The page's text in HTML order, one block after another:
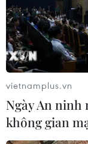
04/08/2026 23:56
Mỹ tài trợ
xuất khẩu phân
Việt Nam
04/08/2026 23:56
vietnamplus.vn
Ngày An ninh
không gian